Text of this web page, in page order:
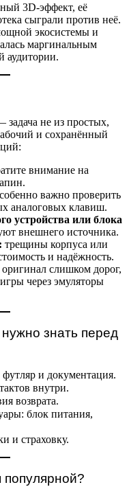
3D-эффект, её
сыграли против неё.
экосистемы и
маргинальным
аудитории.
не из простых,
и сохранённый
внимание на
важно проверить
аналоговых клавиш.
устройства или блока
внешнего источника.
трещины корпуса или
и надёжность.
оригинал слишком дорог,
через эмуляторы
знать перед
и документация.
внутри.
возврата.
блок питания,
и страховку.
популярной?